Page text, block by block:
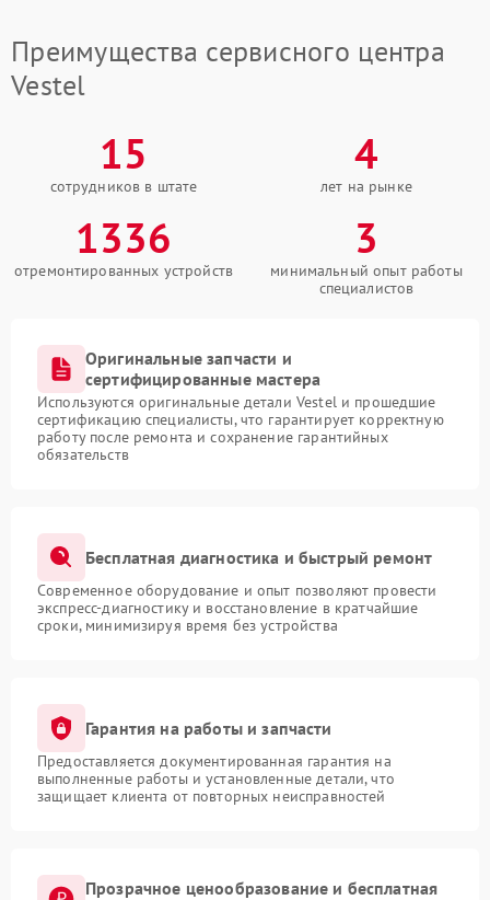
Преимущества сервисного центра
Vestel
15
сотрудников в штате
4
лет на рынке
1336
отремонтированных устройств
3
минимальный опыт работы
специалистов
Оригинальные запчасти и
сертифицированные мастера
Используются оригинальные детали Vestel и прошедшие
сертификацию специалисты, что гарантирует корректную
работу после ремонта и сохранение гарантийных
обязательств
Бесплатная диагностика и быстрый ремонт
Современное оборудование и опыт позволяют провести
экспресс-диагностику и восстановление в кратчайшие
сроки, минимизируя время без устройства
Гарантия на работы и запчасти
Предоставляется документированная гарантия на
выполненные работы и установленные детали, что
защищает клиента от повторных неисправностей
Прозрачное ценообразование и бесплатная